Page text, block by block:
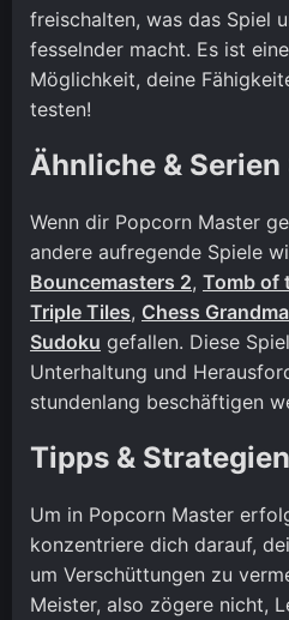
freischalten, was das Spiel
fesselnder macht. Es ist
Möglichkeit, deine
testen!
Ähnliche & Serien
Wenn dir Popcorn Master
andere aufregende Spiele
Bouncemasters 2, Tomb of
Triple Tiles, Chess
Sudoku gefallen. Diese
Unterhaltung und
stundenlang beschäftigen
Tipps & Strategien
Um in Popcorn Master
konzentriere dich darauf,
um Verschüttungen zu
Meister, also zögere nicht,